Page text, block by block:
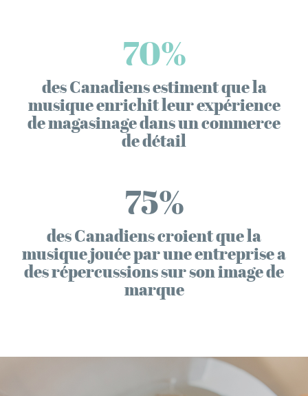
70%
des Canadiens estiment que la
musique enrichit leur expérience
de magasinage dans un commerce
de détail
75%
des Canadiens croient que la
musique jouée par une entreprise a
des répercussions sur son image de
marque